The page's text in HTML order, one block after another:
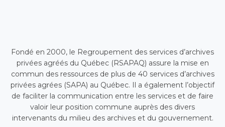
Fondé en 2000, le Regroupement des services d’archives
privées agréés du Québec (RSAPAQ) assure la mise en
commun des ressources de plus de 40 services d’archives
privées agrées (SAPA) au Québec. Il a également l’objectif
de faciliter la communication entre les services et de faire
valoir leur position commune auprès des divers
intervenants du milieu des archives et du gouvernement.